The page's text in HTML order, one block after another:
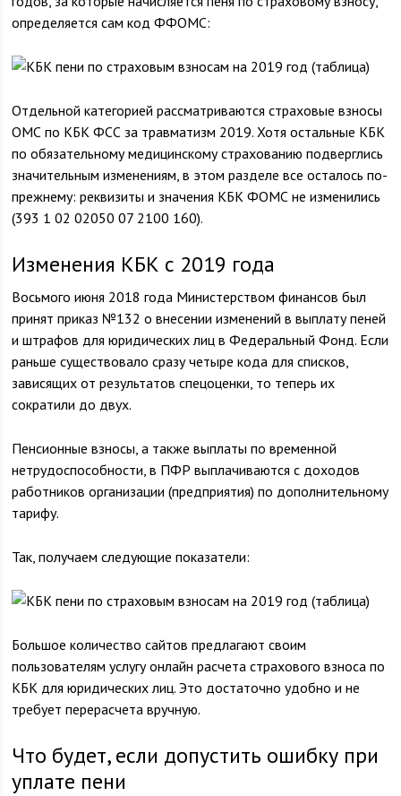
определяется сам код ФФОМС:
Отдельной категорией рассматриваются страховые взносы
ОМС по КБК ФСС за травматизм 2019. Хотя остальные КБК
по обязательному медицинскому страхованию подверглись
значительным изменениям, в этом разделе все осталось по-
прежнему: реквизиты и значения КБК ФОМС не изменились
(393 1 02 02050 07 2100 160).
Изменения КБК с 2019 года
Восьмого июня 2018 года Министерством финансов был
принят приказ №132 о внесении изменений в выплату пеней
и штрафов для юридических лиц в Федеральный Фонд. Если
раньше существовало сразу четыре кода для списков,
зависящих от результатов спецоценки, то теперь их
сократили до двух.
Пенсионные взносы, а также выплаты по временной
нетрудоспособности, в ПФР выплачиваются с доходов
работников организации (предприятия) по дополнительному
тарифу.
Так, получаем следующие показатели:
Большое количество сайтов предлагают своим
пользователям услугу онлайн расчета страхового взноса по
КБК для юридических лиц. Это достаточно удобно и не
требует перерасчета вручную.
Что будет, если допустить ошибку при
уплате пени